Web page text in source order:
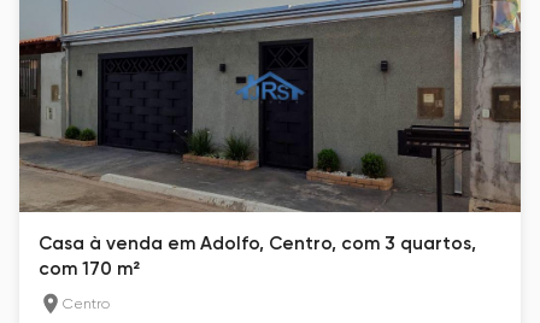
Casa à venda em Adolfo, Centro, com 3 quartos,
com 170 m²
Centro